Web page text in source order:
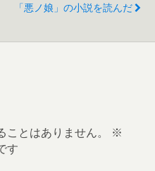
「悪ノ娘」の小説を読んだ
とはありません。
※
す